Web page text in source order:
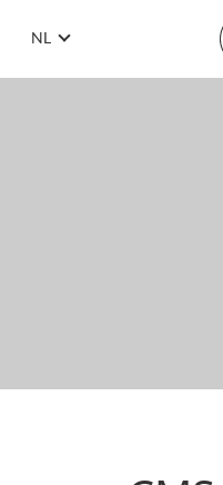
NL